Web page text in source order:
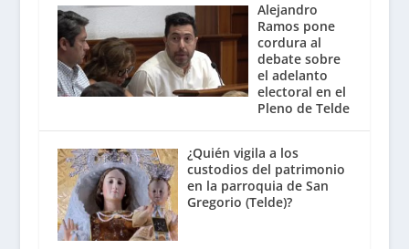
Alejandro
Ramos pone
cordura al
debate sobre
el adelanto
electoral en el
Pleno de Telde
¿Quién vigila a los
custodios del patrimonio
en la parroquia de San
Gregorio (Telde)?